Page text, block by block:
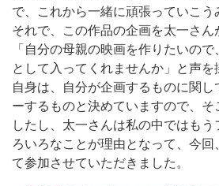
で、これから一緒に頑張っていこう
それで、この作品の企画を太一さん
「自分の母親の映画を作りたいの
として入ってくれませんか」と声
自身は、自分が企画するものに関し
ーするものと決めていますので、そ
したし、太一さんは私の中ではも
ろいろなことが理由となって、今回
て参加させていただきました。